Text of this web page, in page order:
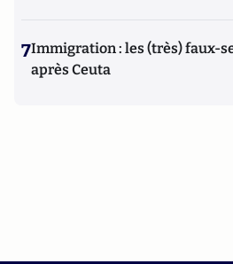
7Immigration : les (très) faux-
après Ceuta